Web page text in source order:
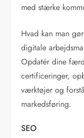
med stærke
Hvad kan man
digitale
Opdatér dine
certificeringer,
værktøjer og
markedsføring.
SEO